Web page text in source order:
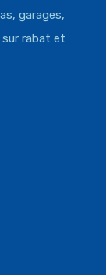
garages,
sur rabat et